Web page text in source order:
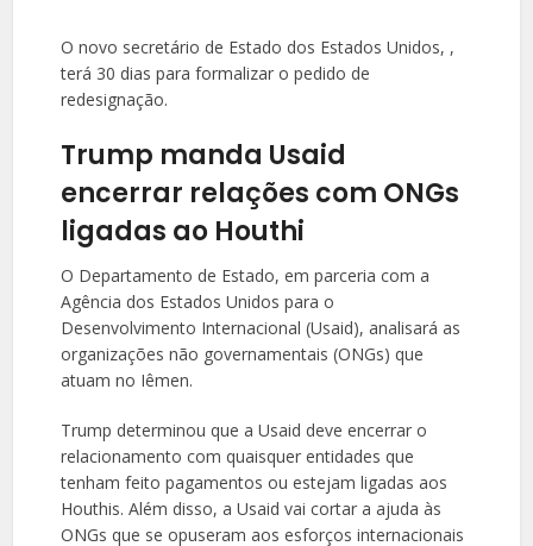
O novo secretário de Estado dos Estados Unidos, ,
terá 30 dias para formalizar o pedido de
redesignação.
Trump manda Usaid
encerrar relações com ONGs
ligadas ao Houthi
O Departamento de Estado, em parceria com a
Agência dos Estados Unidos para o
Desenvolvimento Internacional (Usaid), analisará as
organizações não governamentais (ONGs) que
atuam no Iêmen.
Trump determinou que a Usaid deve encerrar o
relacionamento com quaisquer entidades que
tenham feito pagamentos ou estejam ligadas aos
Houthis. Além disso, a Usaid vai cortar a ajuda às
ONGs que se opuseram aos esforços internacionais